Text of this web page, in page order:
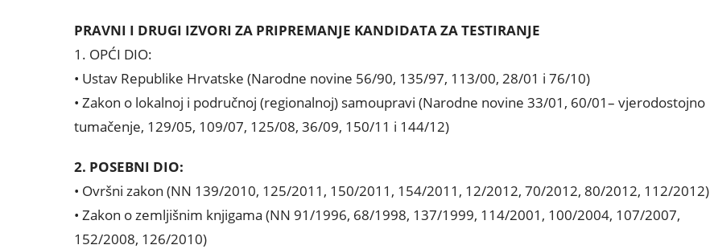
PRAVNI I DRUGI IZVORI ZA PRIPREMANJE KANDIDATA ZA TESTIRANJE
1. OPĆI DIO:
• Ustav Republike Hrvatske (Narodne novine 56/90, 135/97, 113/00, 28/01 i 76/10)
• Zakon o lokalnoj i područnoj (regionalnoj) samoupravi (Narodne novine 33/01, 60/01– vjerodostojno
tumačenje, 129/05, 109/07, 125/08, 36/09, 150/11 i 144/12)
2. POSEBNI DIO:
• Ovršni zakon (NN 139/2010, 125/2011, 150/2011, 154/2011, 12/2012, 70/2012, 80/2012, 112/2012)
• Zakon o zemljišnim knjigama (NN 91/1996, 68/1998, 137/1999, 114/2001, 100/2004, 107/2007,
152/2008, 126/2010)